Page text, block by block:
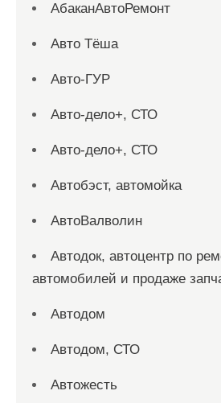
АбаканАвтоРемонт
Авто Тёша
Авто-ГУР
Авто-дело+, СТО
Авто-дело+, СТО
Автобэст, автомойка
АвтоВалволин
Автодок, автоцентр по
автомобилей и продаже
Автодом
Автодом, СТО
Автожесть